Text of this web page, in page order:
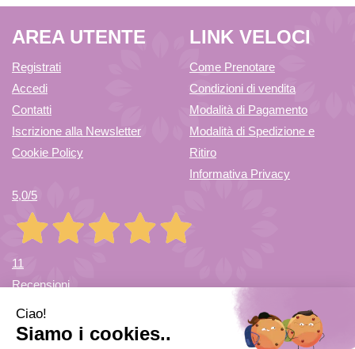
AREA UTENTE
Registrati
Accedi
Contatti
Iscrizione alla Newsletter
Cookie Policy
LINK VELOCI
Come Prenotare
Condizioni di vendita
Modalità di Pagamento
Modalità di Spedizione e
Ritiro
Informativa Privacy
5,0/5
11
Recensioni